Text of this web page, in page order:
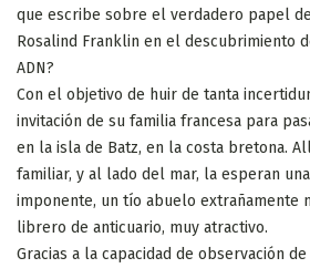
que escribe sobre el verdadero papel
Rosalind Franklin en el descubrimiento
ADN?
Con el objetivo de huir de tanta
invitación de su familia francesa para
en la isla de Batz, en la costa bretona.
familiar, y al lado del mar, la esperan
imponente, un tío abuelo extrañamente
librero de anticuario, muy atractivo.
Gracias a la capacidad de observación